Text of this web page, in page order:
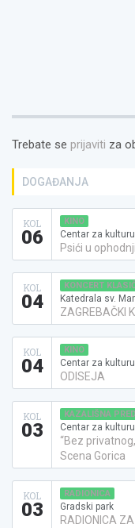
Trebate se prijaviti za
DOGAĐANJA
KOL
06
KINO
Centar za
Psići u
KOL
04
KONCERT
Katedrala sv.
ZAGREBAČKI
KOL
04
KINO
Centar za
ODISEJA
KOL
03
KAZALIŠNA
Centar za
“Bez
Scena Gorica
KOL
03
RADIONICA
Gradski park
RADIONICA